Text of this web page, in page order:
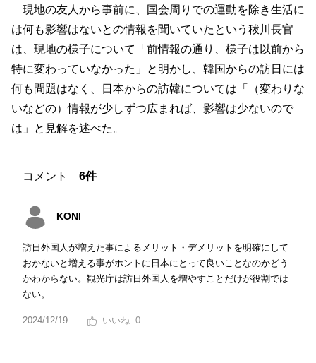
現地の友人から事前に、国会周りでの運動を除き生活に
は何も影響はないとの情報を聞いていたという秡川長官
は、現地の様子について「前情報の通り、様子は以前から
特に変わっていなかった」と明かし、韓国からの訪日には
何も問題はなく、日本からの訪韓については「（変わりな
いなどの）情報が少しずつ広まれば、影響は少ないので
は」と見解を述べた。
コメント 6件
KONI
訪日外国人が増えた事によるメリット・デメリットを明確にして
おかないと増える事がホントに日本にとって良いことなのかどう
かわからない。観光庁は訪日外国人を増やすことだけが役割では
ない。
2024/12/19 0